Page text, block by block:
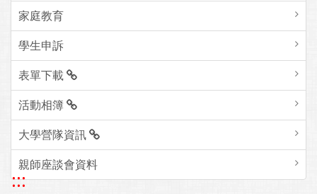
家庭教育
學生申訴
表單下載
活動相簿
大學營隊資訊
親師座談會資料
:::